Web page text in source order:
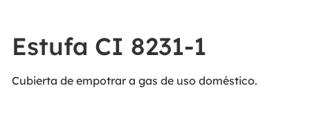
Estufa CI 8231-1
Cubierta de empotrar a gas de uso doméstico.